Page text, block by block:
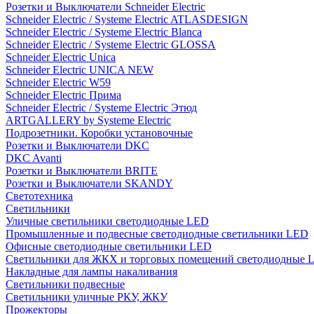
Розетки и Выключатели Schneider Electric
Schneider Electric / Systeme Electric ATLASDESIGN
Schneider Electric / Systeme Electric Blanca
Schneider Electric / Systeme Electric GLOSSA
Schneider Electric Unica
Schneider Electric UNICA NEW
Schneider Electric W59
Schneider Electric Прима
Schneider Electric / Systeme Electric Этюд
ARTGALLERY by Systeme Electric
Подрозетники. Коробки установочные
Розетки и Выключатели DKC
DKC Avanti
Розетки и Выключатели BRITE
Розетки и Выключатели SKANDY
Светотехника
Светильники
Уличные светильники светодиодные LED
Промышленные и подвесные светодиодные светильники LED
Офисные светодиодные светильники LED
Светильники для ЖКХ и торговых помещений светодиодные
Накладные для лампы накаливания
Светильники подвесные
Светильники уличные РКУ, ЖКУ
Прожекторы